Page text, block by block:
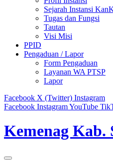
Sejarah Instansi
Tugas dan Fungsi
Tautan
Visi Misi
PPID
Pengaduan / Lapor
Form Pengaduan
Layanan WA PTSP
Lapor
Facebook X (Twitter) Instagram
Facebook InstagramYouTube
Kemenag Kab.